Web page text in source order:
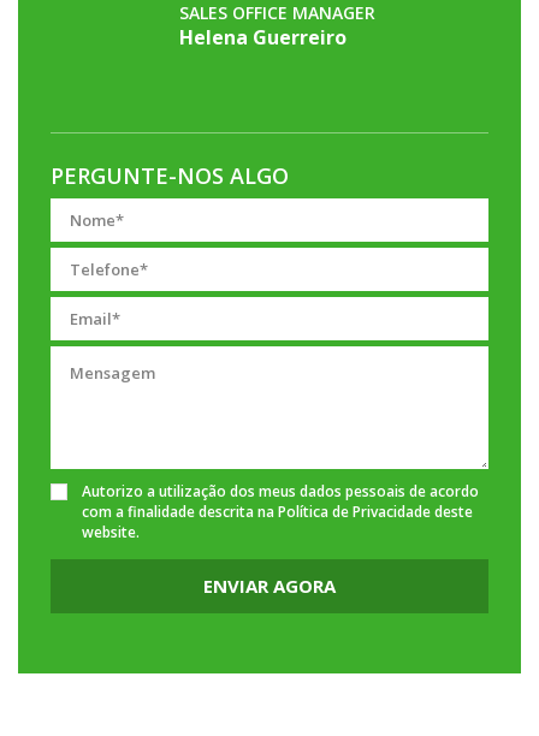
SALES OFFICE MANAGER
Helena Guerreiro
PERGUNTE-NOS ALGO
Autorizo a utilização dos meus dados pessoais de acordo
com a finalidade descrita na Política de Privacidadedeste
website.
ENVIAR AGORA